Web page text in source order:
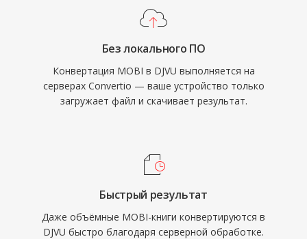
Без локального ПО
Конвертация MOBI в DJVU выполняется на
серверах Convertio — ваше устройство только
загружает файл и скачивает результат.
Быстрый результат
Даже объёмные MOBI-книги конвертируются в
DJVU быстро благодаря серверной обработке.